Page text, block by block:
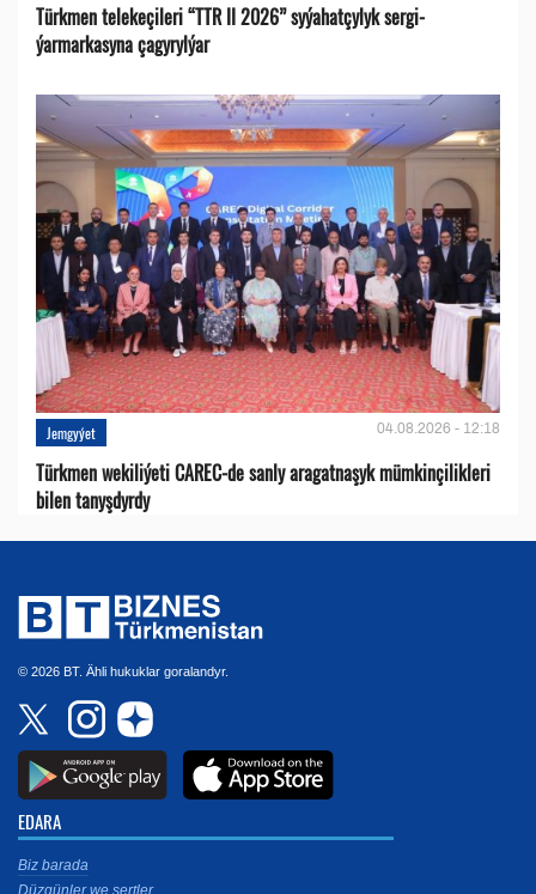
Türkmen telekeçileri “TTR II 2026” syýahatçylyk sergi-
ýarmarkasyna çagyrylýar
Jemgyýet 04.08.2026 - 12:18
Türkmen wekiliýeti CAREC-de sanly aragatnaşyk mümkinçilikleri
bilen tanyşdyrdy
© 2026 BT. Ähli hukuklar goralandyr.
EDARA
Biz barada
Düzgünler we şertler